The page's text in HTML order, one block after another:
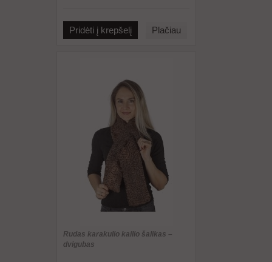
Pridėti į krepšelį Plačiau
Rudas karakulio kailio šalikas –
dvigubas